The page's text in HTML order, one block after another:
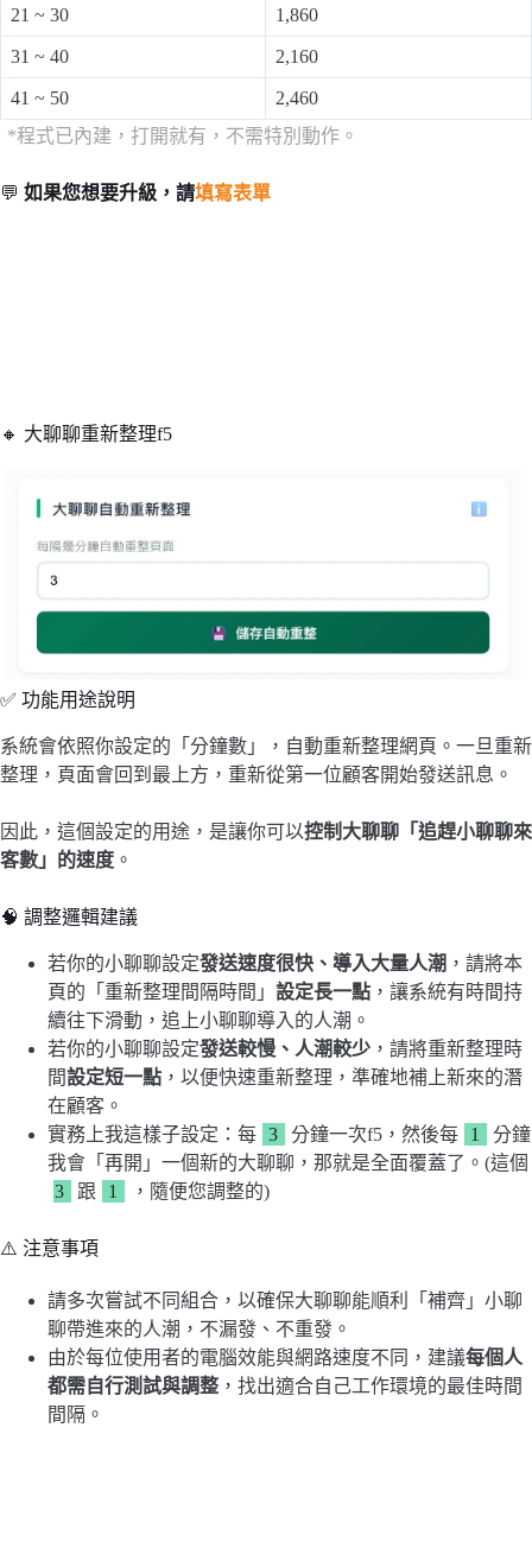
21 ~ 30 1,860
31 ~ 40 2,160
41 ~ 50
2,460
*程式已內建，打開就有，不需特別動作。
💬 如果您想要升級，請填寫表單
🔸 大聊聊重新整理f5
✅ 功能用途說明
系統會依照你設定的「分鐘數」，自動重新整理網頁。一旦重新
整理，頁面會回到最上方，重新從第一位顧客開始發送訊息。
因此，這個設定的用途，是讓你可以控制大聊聊「追趕小聊聊來
客數」的速度 。
🧠 調整邏輯建議
若你的小聊聊設定發送速度很快、導入大量人潮 ，請將本
頁的「重新整理間隔時間」 設定長一點 ，讓系統有時間持
續往下滑動，追上小聊聊導入的人潮。
若你的小聊聊設定發送較慢、人潮較少 ，請將重新整理時
間設定短一點 ，以便快速重新整理，準確地補上新來的潛
在顧客。
實務上我這樣子設定：每 3 分鐘一次f5，然後每 1
分鐘
我會「再開」一個新的大聊聊，那就是全面覆蓋了。(這個
3
跟 1 ，隨便您調整的)
⚠️ 注意事項
請多次嘗試不同組合，以確保大聊聊能順利「補齊」小聊
聊帶進來的人潮，不漏發、不重發。
由於每位使用者的電腦效能與網路速度不同，建議每個人
都需自行測試與調整 ，找出適合自己工作環境的最佳時間
間隔。